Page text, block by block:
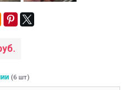
(6 шт)